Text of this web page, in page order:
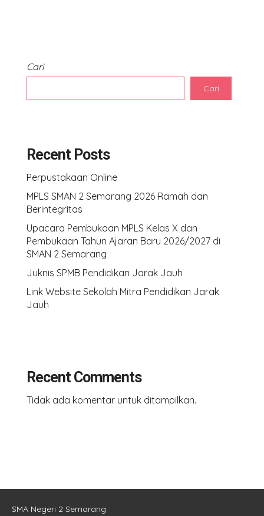
Cari
Cari
Recent Posts
Perpustakaan Online
MPLS SMAN 2 Semarang 2026 Ramah dan
Berintegritas
Upacara Pembukaan MPLS Kelas X dan
Pembukaan Tahun Ajaran Baru 2026/2027 di
SMAN 2 Semarang
Juknis SPMB Pendidikan Jarak Jauh
Link Website Sekolah Mitra Pendidikan Jarak
Jauh
Recent Comments
Tidak ada komentar untuk ditampilkan.
SMA Negeri 2 Semarang